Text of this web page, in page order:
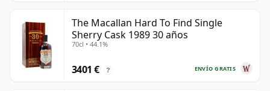
The Macallan Hard To Find Single
Sherry Cask 1989 30 años
70cl • 44.1%
ENVÍO GRATIS
3401 € ?